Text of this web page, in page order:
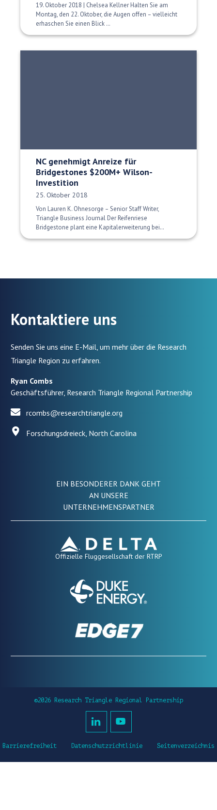
19. Oktober 2018 | Chelsea Kellner Halten Sie am
Montag, den 22. Oktober, die Augen offen – vielleicht
erhaschen Sie einen Blick …
NC genehmigt Anreize für
Bridgestones $200M+ Wilson-
Investition
Veröffentlichungsdatum:
25. Oktober 2018
Von Lauren K. Ohnesorge – Senior Staff Writer,
Triangle Business Journal Der Reifenriese
Bridgestone plant eine Kapitalerweiterung bei…
Kontaktiere uns
Senden Sie uns eine E-Mail, um mehr über die Research
Triangle Region zu erfahren.
Ryan Combs
Geschäftsführer, Research Triangle Regional Partnership
rcombs@researchtriangle.org
Forschungsdreieck, North Carolina
EIN BESONDERER DANK GEHT
AN UNSERE
UNTERNEHMENSPARTNER
Offizielle Fluggesellschaft der RTRP
©2026 Research Triangle Regional Partnership
Barrierefreiheit Datenschutzrichtlinie Seitenverzeichnis